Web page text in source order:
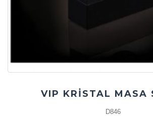
VIP KRİSTAL MASA
D846